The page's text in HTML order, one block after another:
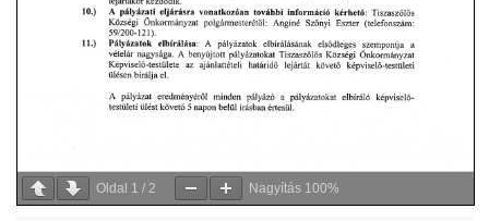
Oldal 1 / 2 Nagyítás 100%